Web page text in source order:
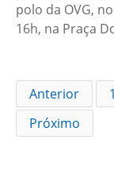
polo da OVG,
16h, na Praça
Anterior 1
Próximo